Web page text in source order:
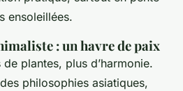
ensoleillées.
: un havre de paix
plantes, plus d’harmonie.
philosophies asiatiques,